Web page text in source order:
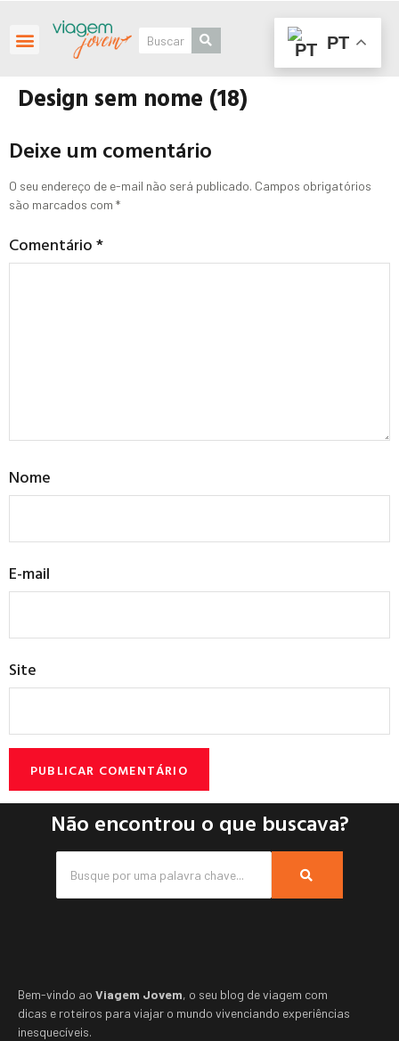
Design sem nome (18)
Deixe um comentário
O seu endereço de e-mail não será publicado. Campos obrigatórios
são marcados com *
Comentário*
Nome
E-mail
Site
Não encontrou o que buscava?
Bem-vindo ao Viagem Jovem, o seu blog de viagem com
dicas e roteiros para viajar o mundo vivenciando experiências
inesquecíveis.
PT